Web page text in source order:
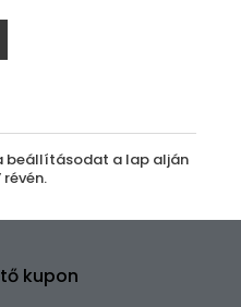
kupon
beállításodat a lap alján